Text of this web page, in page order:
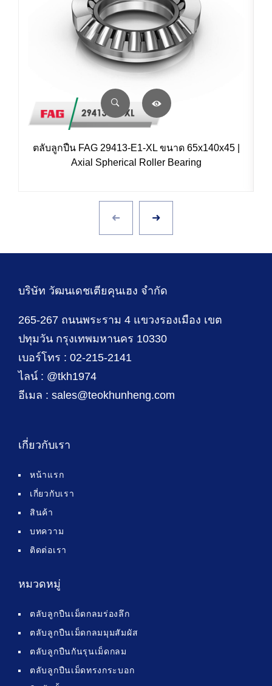
ตลับลูกปืน FAG 29413-E1-XL ขนาด 65x140x45 |
Axial Spherical Roller Bearing
บริษัท วัฒนเดชเตียคุนเฮง จำกัด
265-267 ถนนพระราม 4 แขวงรองเมือง เขต
ปทุมวัน กรุงเทพมหานคร 10330
เบอร์โทร : 02-215-2141
ไลน์ : @tkh1974
อีเมล : sales@teokhunheng.com
เกี่ยวกับเรา
หน้าแรก
เกี่ยวกับเรา
สินค้า
บทความ
ติดต่อเรา
หมวดหมู่
ตลับลูกปืนเม็ดกลมร่องลึก
ตลับลูกปืนเม็ดกลมมุมสัมผัส
ตลับลูกปืนกันรุนเม็ดกลม
ตลับลูกปืนเม็ดทรงกระบอก